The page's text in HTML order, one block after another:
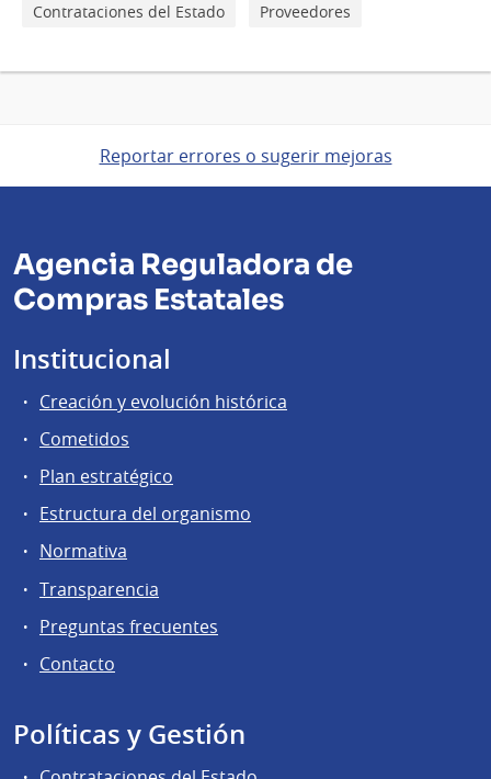
Contrataciones del Estado Proveedores
Reportar errores o sugerir mejoras
Agencia Reguladora de
Compras Estatales
Institucional
Creación y evolución histórica
Cometidos
Plan estratégico
Estructura del organismo
Normativa
Transparencia
Preguntas frecuentes
Contacto
Políticas y Gestión